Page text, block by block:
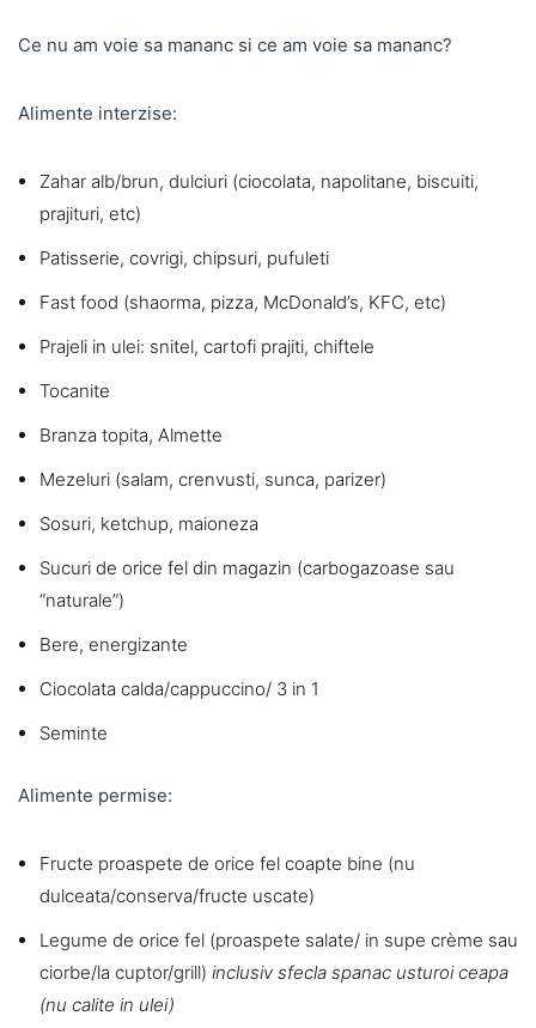
Ce nu am voie sa mananc si ce am voie sa mananc?
Alimente interzise:
Zahar alb/brun, dulciuri (ciocolata, napolitane, biscuiti,
prajituri, etc)
Patisserie, covrigi, chipsuri, pufuleti
Fast food (shaorma, pizza, McDonald’s, KFC, etc)
Prajeli in ulei: snitel, cartofi prajiti, chiftele
Tocanite
Branza topita, Almette
Mezeluri (salam, crenvusti, sunca, parizer)
Sosuri, ketchup, maioneza
Sucuri de orice fel din magazin (carbogazoase sau
“naturale”)
Bere, energizante
Ciocolata calda/cappuccino/ 3 in 1
Seminte
Alimente permise:
Fructe proaspete de orice fel coapte bine (nu
dulceata/conserva/fructe uscate)
Legume de orice fel (proaspete salate/ in supe crème sau
ciorbe/la cuptor/grill) inclusiv sfecla spanac usturoi ceapa
(nu calite in ulei)